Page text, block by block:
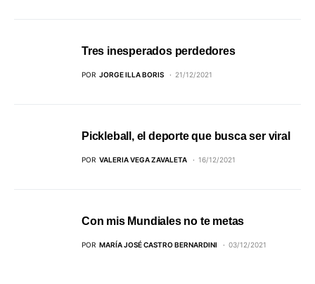
Tres inesperados perdedores
POR JORGE ILLA BORIS 21/12/2021
Pickleball, el deporte que busca ser viral
POR VALERIA VEGA ZAVALETA 16/12/2021
Con mis Mundiales no te metas
POR MARÍA JOSÉ CASTRO BERNARDINI 03/12/2021